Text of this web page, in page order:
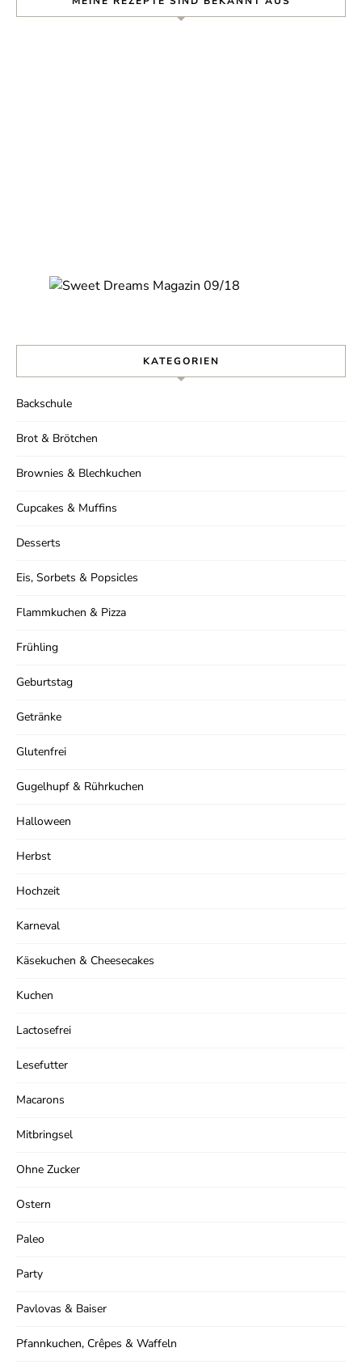
KATEGORIEN
Backschule
Brot & Brötchen
Brownies & Blechkuchen
Cupcakes & Muffins
Desserts
Eis, Sorbets & Popsicles
Flammkuchen & Pizza
Frühling
Geburtstag
Getränke
Glutenfrei
Gugelhupf & Rührkuchen
Halloween
Herbst
Hochzeit
Karneval
Käsekuchen & Cheesecakes
Kuchen
Lactosefrei
Lesefutter
Macarons
Mitbringsel
Ohne Zucker
Ostern
Paleo
Party
Pavlovas & Baiser
Pfannkuchen, Crêpes & Waffeln
Verpasse kein Rezept mehr und erhalte
Ich stimme der Datenschutzerklärung zu.